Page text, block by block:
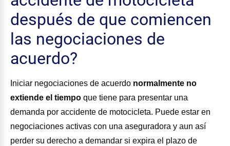
después de que comiencen
las negociaciones de
acuerdo?
Iniciar negociaciones de acuerdo normalmente no
extiende el tiempo que tiene para presentar una
demanda por accidente de motocicleta. Puede estar en
negociaciones activas con una aseguradora y aun así
perder su derecho a demandar si expira el plazo de